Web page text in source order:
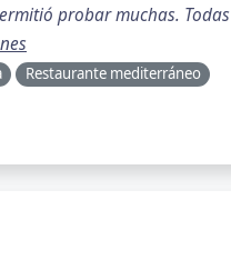
probar muchas. Todas
Restaurante mediterráneo